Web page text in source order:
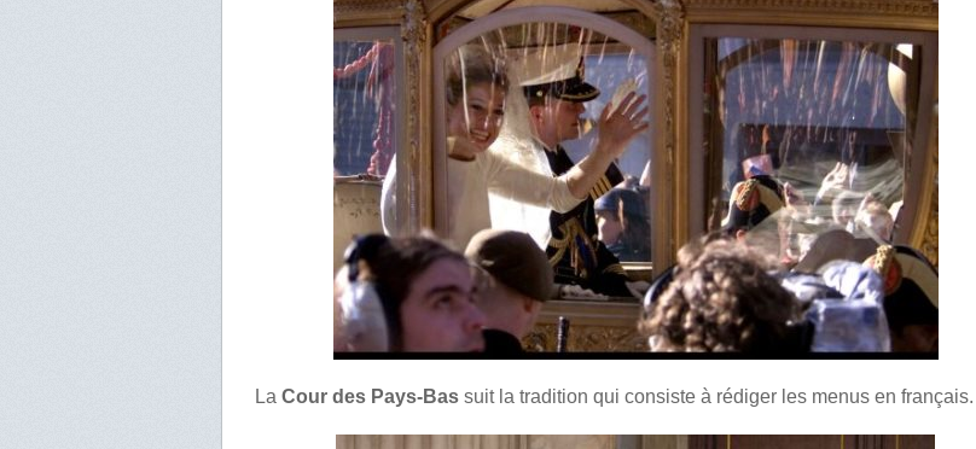
LaCour des Pays-Bas suit la tradition qui consiste à rédiger les menus en français.